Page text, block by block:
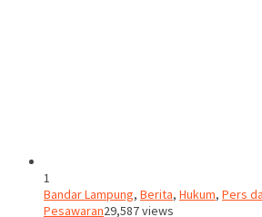
1
Bandar Lampung, Berita, Hukum, Pers
Pesawaran29,587 views